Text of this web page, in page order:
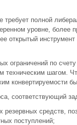
требует полной
уровне, более
открытый
ограничений по
техническим
конвертируемости
соответствующий
резервных средств,
поступлений;